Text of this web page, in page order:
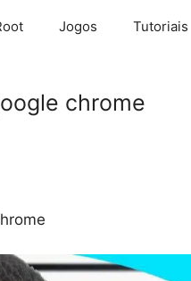
Jogos Tutoriais
chrome